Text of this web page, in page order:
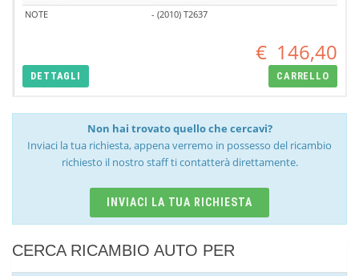
NOTE
- (2010) T2637
€ 146,40
DETTAGLI CARRELLO
Non hai trovato quello che cercavi?
Inviaci la tua richiesta, appena verremo in possesso del ricambio
richiesto il nostro staff ti contatterà direttamente.
INVIACI LA TUA RICHIESTA
CERCA RICAMBIO AUTO PER